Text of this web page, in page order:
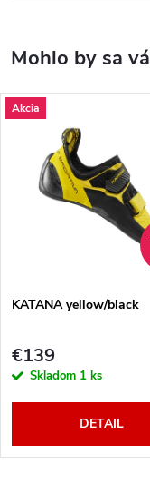
Akcia
KATANA yellow/black
€139
Skladom 1 ks
DETAIL